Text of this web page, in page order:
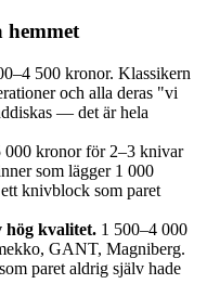
hemmet
500 kronor. Klassikern
och alla deras "vi
— det är hela
000 kronor för 2–3 knivar
som lägger 1 000
knivblock som paret
hög kvalitet. 1 500–4 000
GANT, Magniberg.
paret aldrig själv hade